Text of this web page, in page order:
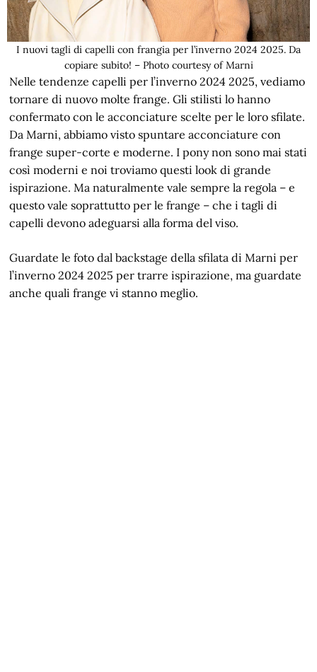
I nuovi tagli di capelli con frangia per l’inverno 2024 2025. Da
copiare subito! – Photo courtesy of Marni
Nelle tendenze capelli per l’inverno 2024 2025, vediamo
tornare di nuovo molte frange. Gli stilisti lo hanno
confermato con le acconciature scelte per le loro sfilate.
Da Marni, abbiamo visto spuntare acconciature con
frange super-corte e moderne. I pony non sono mai stati
così moderni e noi troviamo questi look di grande
ispirazione. Ma naturalmente vale sempre la regola – e
questo vale soprattutto per le frange – che i tagli di
capelli devono adeguarsi alla forma del viso.
Guardate le foto dal backstage della sfilata di Marni per
l’inverno 2024 2025 per trarre ispirazione, ma guardate
anche quali frange vi stanno meglio.